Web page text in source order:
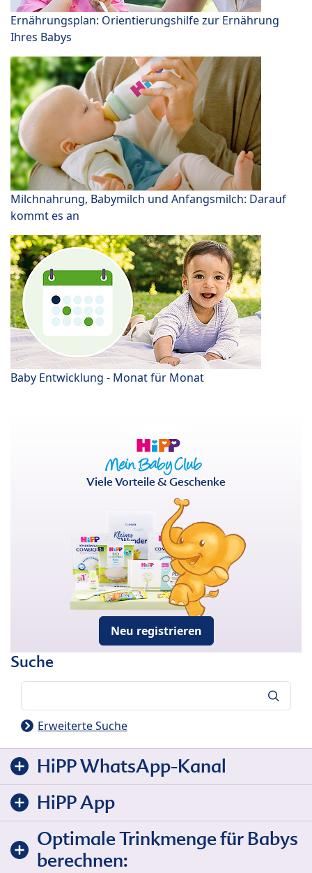
Ernährungsplan: Orientierungshilfe zur Ernährung
Ihres Babys
Milchnahrung, Babymilch und Anfangsmilch: Darauf
kommt es an
Baby Entwicklung - Monat für Monat
Viele Vorteile & Geschenke
Neu registrieren
Suche
Erweiterte Suche
HiPP WhatsApp-Kanal
HiPP App
Optimale Trinkmenge für Babys
berechnen: